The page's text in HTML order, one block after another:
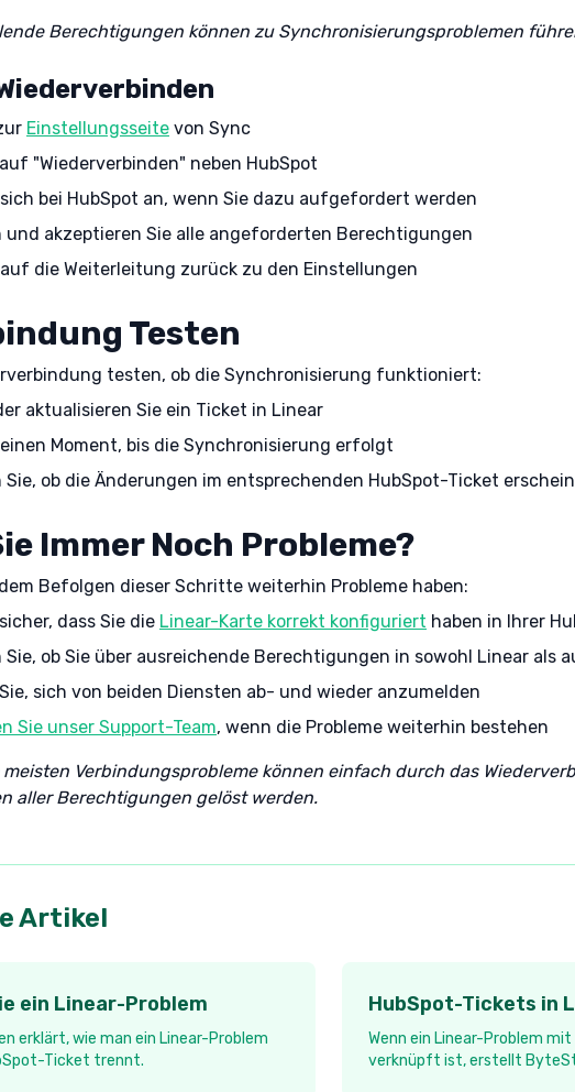
Berechtigungen können zu Synchronisierungsproblemen
Einstellungsseite von Sync
"Wiederverbinden" neben HubSpot
sich bei HubSpot an, wenn Sie dazu aufgefordert werden
und akzeptieren Sie alle angeforderten Berechtigungen
die Weiterleitung zurück zu den Einstellungen
Testen
testen, ob die Synchronisierung funktioniert:
aktualisieren Sie ein Ticket in Linear
Moment, bis die Synchronisierung erfolgt
Sie, ob die Änderungen im entsprechenden HubSpot-Ticket
Immer Noch Probleme?
Befolgen dieser Schritte weiterhin Probleme haben:
dass Sie die Linear-Karte korrekt konfiguriert haben in Ihrer
Sie, ob Sie über ausreichende Berechtigungen in sowohl Linear als
sich von beiden Diensten ab- und wieder anzumelden
Sie unser Support-Team, wenn die Probleme weiterhin bestehen
meisten Verbindungsprobleme können einfach durch das
aller Berechtigungen gelöst werden.
Artikel
ein Linear-Problem
erklärt, wie man ein Linear-Problem
Ticket trennt.
HubSpot-Tickets in
Wenn ein Linear-Problem
verknüpft ist, erstellt